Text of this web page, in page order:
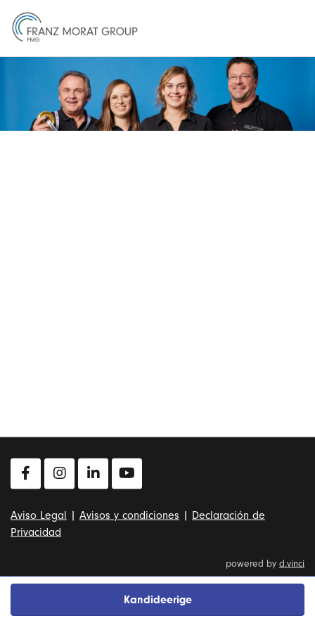
Kandideerige
Aviso Legal | Avisos y condiciones | Declaración de
Privacidad
powered by d.vinci